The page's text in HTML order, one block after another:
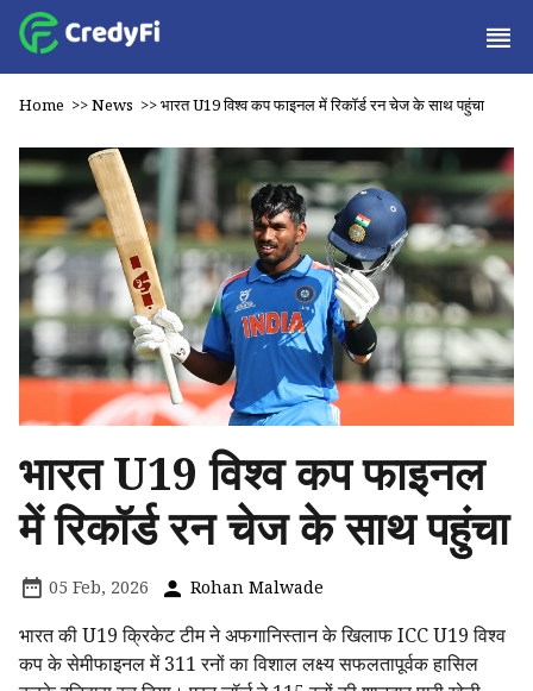
Home >>News >>भारत U19 विश्व कप फाइनल में रिकॉर्ड रन चेज के साथ पहुंचा
भारत U19 विश्व कप फाइनल
में रिकॉर्ड रन चेज के साथ पहुंचा
05 Feb, 2026 Rohan Malwade
भारत की U19 क्रिकेट टीम ने अफगानिस्तान के खिलाफ ICC U19 विश्व
कप के सेमीफाइनल में 311 रनों का विशाल लक्ष्य सफलतापूर्वक हासिल